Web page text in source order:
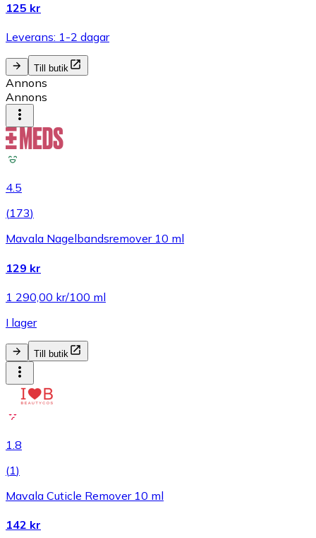
125 kr
Leverans: 1-2 dagar
Till butik
Annons
Annons
4.5
(173)
Mavala Nagelbandsremover 10 ml
129 kr
1 290,00 kr/100 ml
I lager
Till butik
1.8
(1)
Mavala Cuticle Remover 10 ml
142 kr